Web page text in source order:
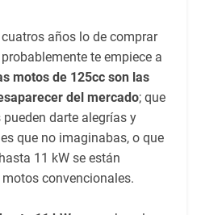
años lo de comprar
te empiece a
motos de 125cc son las
del mercado; que
darte alegrías y
que no imaginabas, o que
11 kW se están
convencionales.